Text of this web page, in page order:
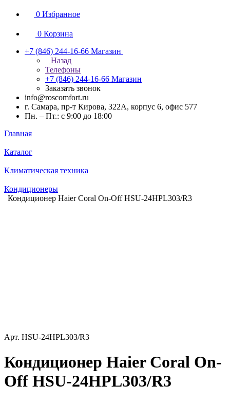
0 Избранное
0 Корзина
+7 (846) 244-16-66 Магазин
Назад
Телефоны
+7 (846) 244-16-66 Магазин
Заказать звонок
info@roscomfort.ru
г. Самара, пр-т Кирова, 322А, корпус 6, офис 577
Пн. – Пт.: с 9:00 до 18:00
Главная
Каталог
Климатическая техника
Кондиционеры
Кондиционер Haier Coral On-Off HSU-24HPL303/R3
Арт. HSU-24HPL303/R3
Кондиционер Haier Coral On-
Off HSU-24HPL303/R3